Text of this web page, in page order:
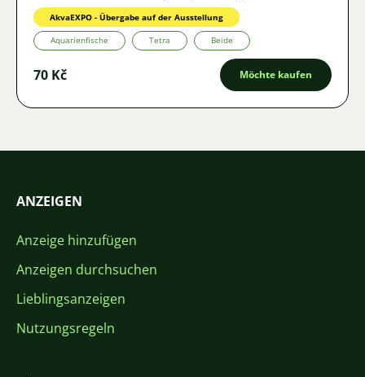
AkvaEXPO - Übergabe auf der Ausstellung
Aquarienfische Tetra Beide
70 Kč Möchte kaufen
ANZEIGEN
Anzeige hinzufügen
Anzeigen durchsuchen
Lieblingsanzeigen
Nutzungsregeln